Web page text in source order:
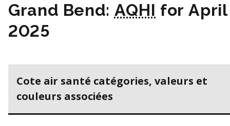
Grand Bend: AQHI for April
2025
Cote air santé catégories, valeurs et
couleurs associées